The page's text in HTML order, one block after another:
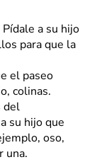
a su hijo
para que la
el paseo
colinas.
del
su hijo que
oso,
una.